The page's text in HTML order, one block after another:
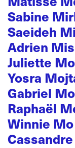
Sabine
Saeideh
Adrien
Juliette
Yosra
Gabriel
Raphaël
Winnie